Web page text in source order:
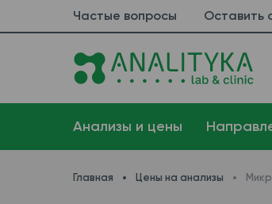
Частые вопросы Оставить
Анализы и цены
Главная Цены на анализы